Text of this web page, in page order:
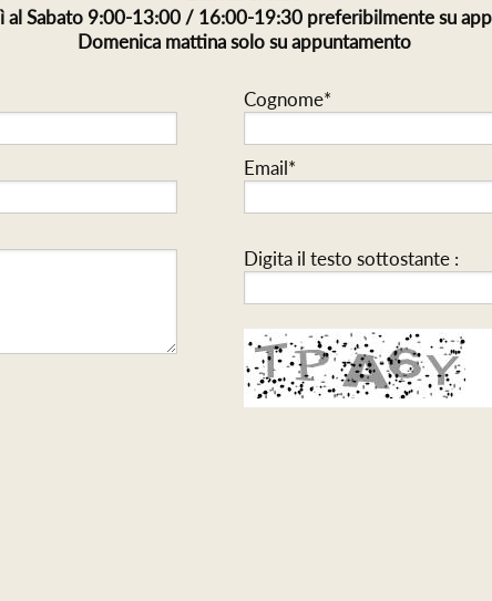
al Sabato 9:00-13:00 / 16:00-19:30 preferibilmente su
Domenica mattina solo su appuntamento
Cognome*
Email*
Digita il testo sottostante :